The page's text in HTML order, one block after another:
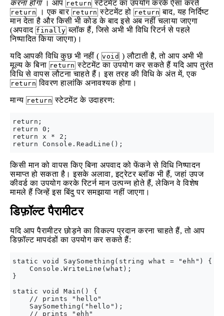
करना होगा। आप return स्टेटमेंट का उपयोग करके ऐसा करते
return । एक बार return स्टेटमेंट हो return बाद, यह निर्दिष्ट
मान देता है और किसी भी कोड के बाद इसे अब नहीं चलाया जाएगा
(अपवाद finally ब्लॉक हैं, जिसे अभी भी विधि रिटर्न से पहले
निष्पादित किया जाएगा)।
यदि आपकी विधि कुछ भी नहीं ( void ) लौटाती है, तो आप अभी भी
मूल्य के बिना return स्टेटमेंट का उपयोग कर सकते हैं यदि आप तुरंत
विधि से वापस लौटना चाहते हैं। इस तरह की विधि के अंत में, एक
return विवरण हालांकि अनावश्यक होगा।
मान्य return स्टेटमेंट के उदाहरण:
return;
return 0;
return x * 2;
किसी मान को वापस किए बिना अपवाद को फेंकने से विधि निष्पादन
समाप्त हो सकता है। इसके अलावा, इट्रेटर ब्लॉक भी हैं, जहां उपज
कीवर्ड का उपयोग करके रिटर्न मान उत्पन्न होते हैं, लेकिन वे विशेष
मामले हैं जिन्हें इस बिंदु पर समझाया नहीं जाएगा।
डिफ़ॉल्ट पैरामीटर
यदि आप पैरामीटर छोड़ने का विकल्प प्रदान करना चाहते हैं, तो आप
डिफ़ॉल्ट मापदंडों का उपयोग कर सकते हैं:
static void SaySomething(string what = "ehh") {
    Console.WriteLine(what);
}
static void Main() {
    // prints "hello"
    SaySomething("hello");
    // prints "ehh"